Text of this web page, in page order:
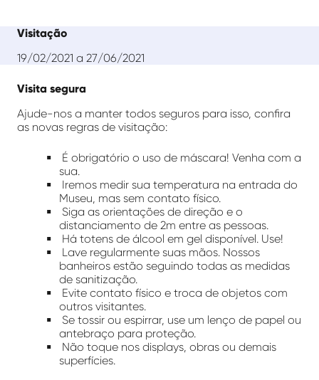
Visitação
19/02/2021 a 27/06/2021
Visita segura
Ajude-nos a manter todos seguros para isso, confira
as novas regras de visitação:
É obrigatório o uso de máscara! Venha com a
sua.
Iremos medir sua temperatura na entrada do
Museu, mas sem contato físico.
Siga as orientações de direção e o
distanciamento de 2m entre as pessoas.
Há totens de álcool em gel disponível. Use!
Lave regularmente suas mãos. Nossos
banheiros estão seguindo todas as medidas
de sanitização.
Evite contato físico e troca de objetos com
outros visitantes.
Se tossir ou espirrar, use um lenço de papel ou
antebraço para proteção.
Não toque nos displays, obras ou demais
superfícies.